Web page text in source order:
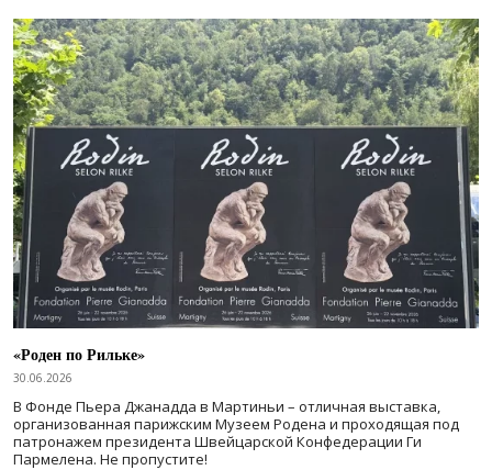
«Роден по Рильке»
30.06.2026
В Фонде Пьера Джанадда в Мартиньи – отличная выставка,
организованная парижским Музеем Родена и проходящая под
патронажем президента Швейцарской Конфедерации Ги
Пармелена. Не пропустите!